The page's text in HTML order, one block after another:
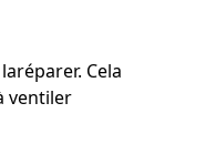
Cela
ventiler